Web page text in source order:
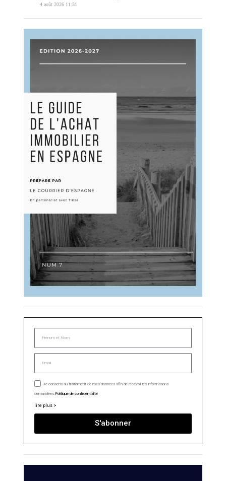
4 août 2026 11:31
Je consens au traitement de mes données afin de recevoir les informations
demandées. Politique de confidentialité
lire plus >
S'abonner